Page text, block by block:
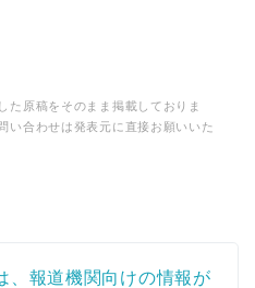
た原稿をそのまま掲載しておりま
い合わせは発表元に直接お願いいた
、報道機関向けの情報が